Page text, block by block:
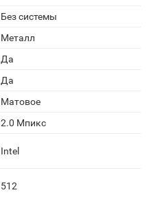
Без системы
Металл
Да
Да
Матовое
2.0 Мпикс
Intel
512